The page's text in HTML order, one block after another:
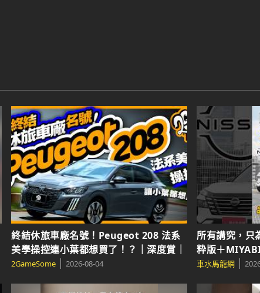
終結休旅車廠名號！Peugeot 208 法系
美學操控連小葉都想買了！？｜深度賞｜
2GameSome
2GameSome 2026-08-04
所有講究，只為純粋
粋版＋
#nissan
車水馬龍網